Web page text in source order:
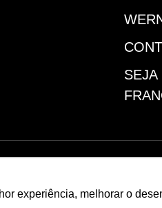
experiência, melhorar o
SEJA
COIFFEUR